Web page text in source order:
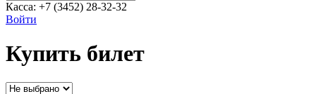
Касса: +7 (3452) 28-32-32
Войти
Купить билет